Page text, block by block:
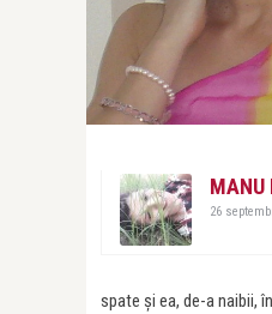
MANU
26
spate și ea, de-a naibii,